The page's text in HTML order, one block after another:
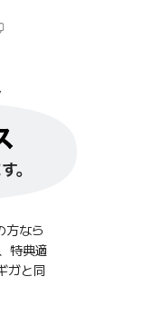
方なら
特典適
ガと同